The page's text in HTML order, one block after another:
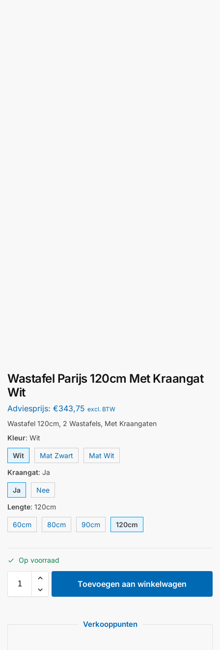
Wastafel Parijs 120cm Met Kraangat
Wit
Adviesprijs: €343,75 excl. BTW
Wastafel 120cm, 2 Wastafels, Met Kraangaten
Kleur: Wit
Wit Mat Zwart
Mat Wit
Kraangat: Ja
Ja
Nee
Lengte: 120cm
60cm 80cm 90cm 120cm
Op voorraad
Toevoegen aan winkelwagen
Verkooppunten